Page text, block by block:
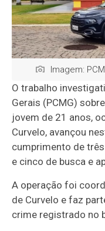
Imagem:
O trabalho
Gerais (PCMG)
jovem de 21 anos,
Curvelo, avançou
cumprimento de
e cinco de busca e
A operação foi
de Curvelo e faz
crime registrado no